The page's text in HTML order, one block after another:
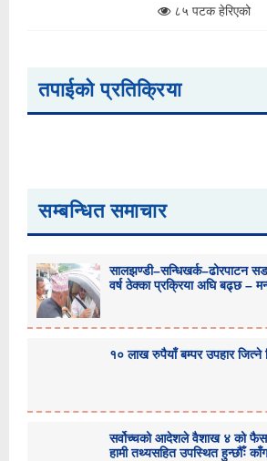
८५ पटक हेरिएको
तपाईको प्रतिक्रिया
सम्बन्धित समाचार
सालझण्डी–सन्धिखर्क–ढोरपाटन
वर्ष ठेक्का प्रक्रिया अघि बढ्छ –
१० लाख रुपैयाँ बम्पर उपहार जित्ने
सर्वोच्चको आदेशले वैशाख ४ को
हामी तथ्यसहित उपस्थित हुन्छौँः